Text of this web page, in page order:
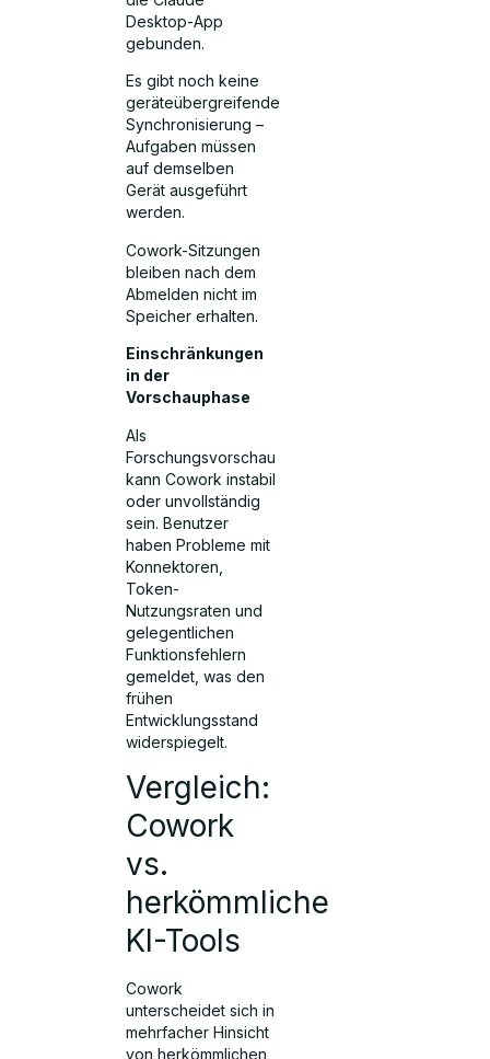
Desktop-App
gebunden.
Es gibt noch keine
geräteübergreifende
Synchronisierung –
Aufgaben müssen
auf demselben
Gerät ausgeführt
werden.
Cowork-Sitzungen
bleiben nach dem
Abmelden nicht im
Speicher erhalten.
Einschränkungen
in der
Vorschauphase
Als
Forschungsvorschau
kann Cowork instabil
oder unvollständig
sein. Benutzer
haben Probleme mit
Konnektoren,
Token-
Nutzungsraten und
gelegentlichen
Funktionsfehlern
gemeldet, was den
frühen
Entwicklungsstand
widerspiegelt.
Vergleich:
Cowork
vs.
herkömmliche
KI-Tools
Cowork
unterscheidet sich in
mehrfacher Hinsicht
von herkömmlichen